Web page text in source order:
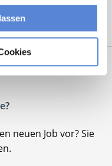
neuen Job vor? Sie